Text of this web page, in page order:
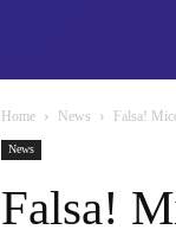
Home News Falsa!
News
Falsa!